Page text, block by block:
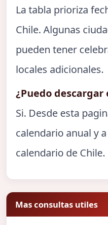
La tabla prioriza
Chile. Algunas
pueden tener
locales adicionales.
¿Puedo descargar
Si. Desde esta
calendario anual y
calendario de Chile.
Mas consultas utiles